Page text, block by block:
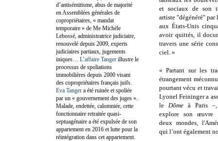
et sociaux de son
artiste "dégénéré" par
aux États-Unis
avoir quittés, il
travers une série
ciel. »
« Partant sur les
étrangement
pourtant vécu et
Lyonel Feininger a
le Dôme à Paris
explore son œuvre
deux mondes,
qui l’ont également
d’antisémitisme, abus de majorité
en Assemblées générales de
copropriétaires, « mandat
temporaire » de Me Michèle
Lebossé, administratrice judiciaire,
renouvelé depuis 2009, experts
judiciaires partiaux, jugements
iniques… L’affaire Tanger illustre le
processus de spoliations
immobilières depuis 2000 visant
des copropriétaires français juifs.
Eva Tanger a été ruinée et spoliée
par un « gouvernement des juges ».
Malade, endettée, calomniée, cette
fonctionnaire retraitée quasi-
septuagénaire a été expulsée de son
appartement en 2016 et lutte pour la
réintégration dans cet appartement.